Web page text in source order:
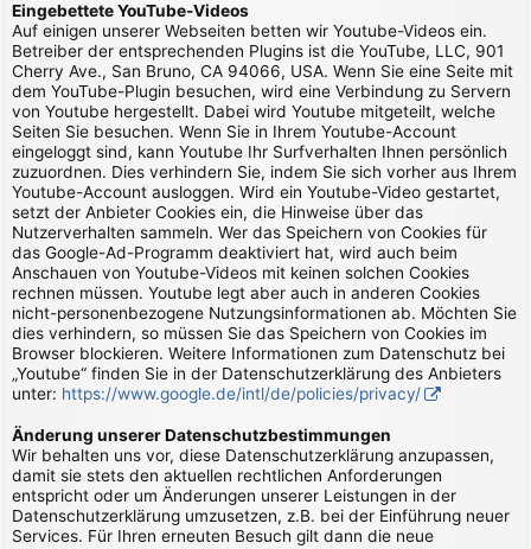
Eingebettete YouTube-Videos
Auf einigen unserer Webseiten betten wir Youtube-Videos ein.
Betreiber der entsprechenden Plugins ist die YouTube, LLC, 901
Cherry Ave., San Bruno, CA 94066, USA. Wenn Sie eine Seite mit
dem YouTube-Plugin besuchen, wird eine Verbindung zu Servern
von Youtube hergestellt. Dabei wird Youtube mitgeteilt, welche
Seiten Sie besuchen. Wenn Sie in Ihrem Youtube-Account
eingeloggt sind, kann Youtube Ihr Surfverhalten Ihnen persönlich
zuzuordnen. Dies verhindern Sie, indem Sie sich vorher aus Ihrem
Youtube-Account ausloggen. Wird ein Youtube-Video gestartet,
setzt der Anbieter Cookies ein, die Hinweise über das
Nutzerverhalten sammeln. Wer das Speichern von Cookies für
das Google-Ad-Programm deaktiviert hat, wird auch beim
Anschauen von Youtube-Videos mit keinen solchen Cookies
rechnen müssen. Youtube legt aber auch in anderen Cookies
nicht-personenbezogene Nutzungsinformationen ab. Möchten Sie
dies verhindern, so müssen Sie das Speichern von Cookies im
Browser blockieren. Weitere Informationen zum Datenschutz bei
„Youtube“ finden Sie in der Datenschutzerklärung des Anbieters
unter: https://www.google.de/intl/de/policies/privacy/
Änderung unserer Datenschutzbestimmungen
Wir behalten uns vor, diese Datenschutzerklärung anzupassen,
damit sie stets den aktuellen rechtlichen Anforderungen
entspricht oder um Änderungen unserer Leistungen in der
Datenschutzerklärung umzusetzen, z.B. bei der Einführung neuer
Services. Für Ihren erneuten Besuch gilt dann die neue